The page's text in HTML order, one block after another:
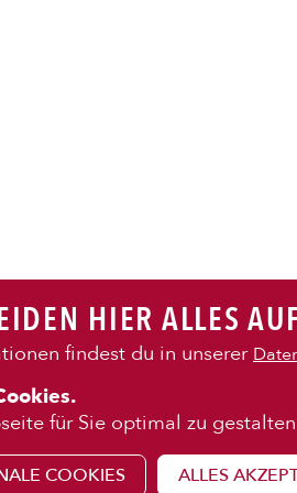
VEGI/
SALATÜber uns
Franchise
HIER ALLES
findest du in unserer
für Sie optimal zu
COOKIES ALLES